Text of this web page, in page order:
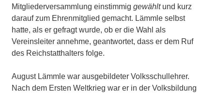
Mitgliederversammlung einstimmig gewähltund kurz
darauf zum Ehrenmitglied gemacht. Lämmle selbst
hatte, als er gefragt wurde, ob er die Wahl als
Vereinsleiter annehme, geantwortet, dass er dem Ruf
des Reichstatthalters folge.
August Lämmle war ausgebildeter Volksschullehrer.
Nach dem Ersten Weltkrieg war er in der Volksbildung